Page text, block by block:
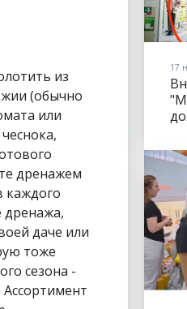
из
(обычно
или
дренажем
каждого
дренажа,
даче или
тоже
сезона -
17